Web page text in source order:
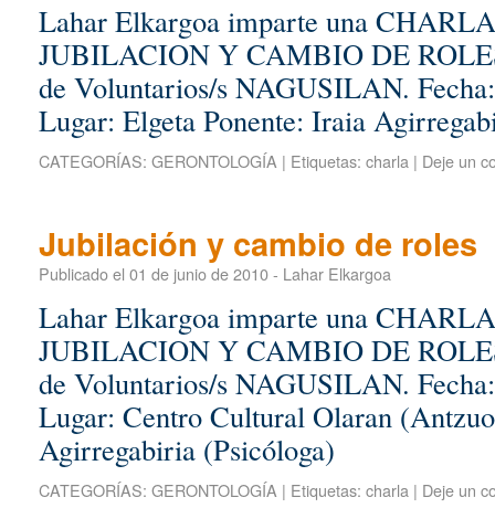
Lahar Elkargoa imparte una
JUBILACION Y CAMBIO DE
de Voluntarios/s NAGUSILAN.
Lugar: Elgeta Ponente: Iraia
CATEGORÍAS: GERONTOLOGÍA | Etiquetas: charla | Deje un
Jubilación y cambio de roles
Publicado el 01 de junio de 2010- Lahar Elkargoa
Lahar Elkargoa imparte una
JUBILACION Y CAMBIO DE
de Voluntarios/s NAGUSILAN.
Lugar: Centro Cultural Olaran
Agirregabiria (Psicóloga)
CATEGORÍAS: GERONTOLOGÍA | Etiquetas: charla | Deje un